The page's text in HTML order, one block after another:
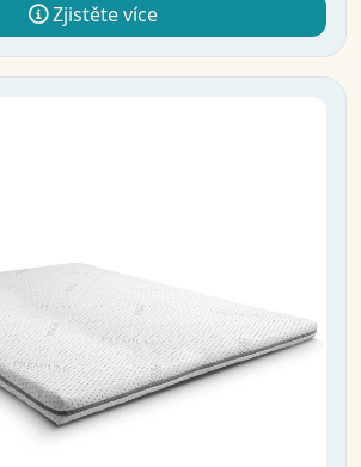
Zjistěte více